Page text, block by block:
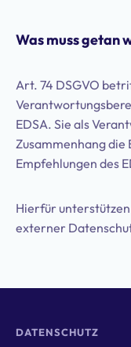
Was muss getan
Art. 74 DSGVO
EDSA. Sie als
Zusammenhang
Empfehlungen des
Hierfür
externer
DATENSCHUTZ